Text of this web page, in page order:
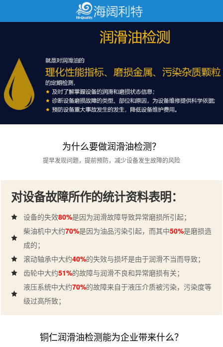
为什么要做润滑油检测？
提早发现问题，提前预防，减少设备发生故障的风险
对设备故障所作的统计资料表明：
设备的失效80%是因为润滑故障导致异常磨损所引起；
柴油机中大约70%是因为油品污染引起，而其中50%是磨损造
成的；
滚动轴承中大约40%的失效与损坏是由于润滑不当而导致；
齿轮中大约51%的故障与润滑不良和异常磨损有关；
液压系统中大约70%的故障来自于液压介质被污染，污染度等
级过高所致；
铜仁润滑油检测能为企业带来什么？